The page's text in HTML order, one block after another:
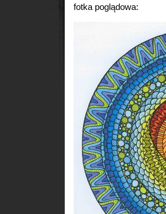
fotka poglądowa: